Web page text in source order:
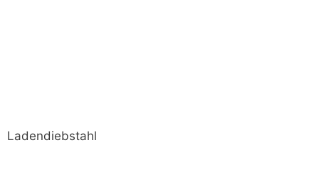
Ladendiebstahl